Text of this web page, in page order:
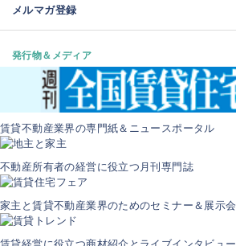
メルマガ登録
発行物＆メディア
賃貸不動産業界の専門紙＆ニュースポータル
不動産所有者の経営に役立つ月刊専門誌
家主と賃貸不動産業界のためのセミナー＆展示会